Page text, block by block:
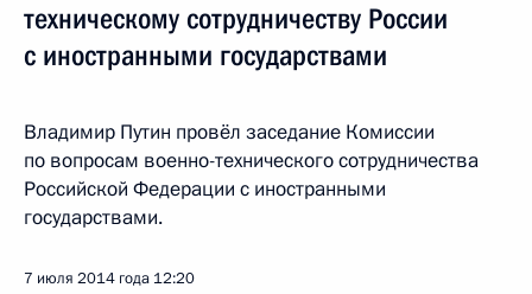
техническому сотрудничеству России
с иностранными государствами
Владимир Путин провёл заседание Комиссии
по вопросам военно-технического сотрудничества
Российской Федерации с иностранными
государствами.
7 июля 2014 года 12:20